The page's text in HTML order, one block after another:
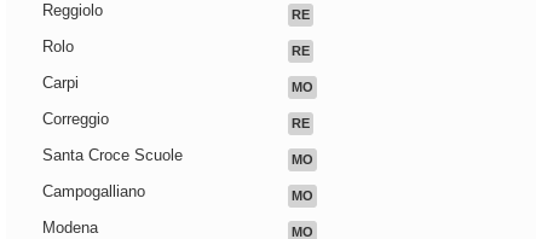
Reggiolo RE
Rolo RE
Carpi MO
Correggio RE
Santa Croce Scuole MO
Campogalliano MO
Modena MO